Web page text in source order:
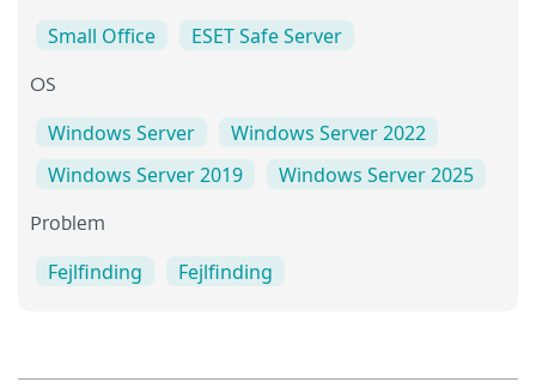
Small Office ESET Safe Server
OS
Windows Server
Windows Server 2022
Windows Server 2019
Windows Server 2025
Problem
Fejlfinding Fejlfinding